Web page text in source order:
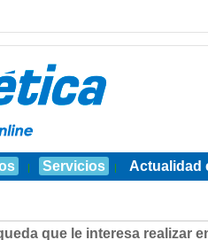
| Servicios | Actualidad